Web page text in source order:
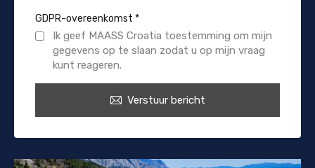
GDPR-overeenkomst *
Ik geef MAASS Croatia toestemming om mijn
gegevens op te slaan zodat u op mijn vraag
kunt reageren.
Verstuur bericht